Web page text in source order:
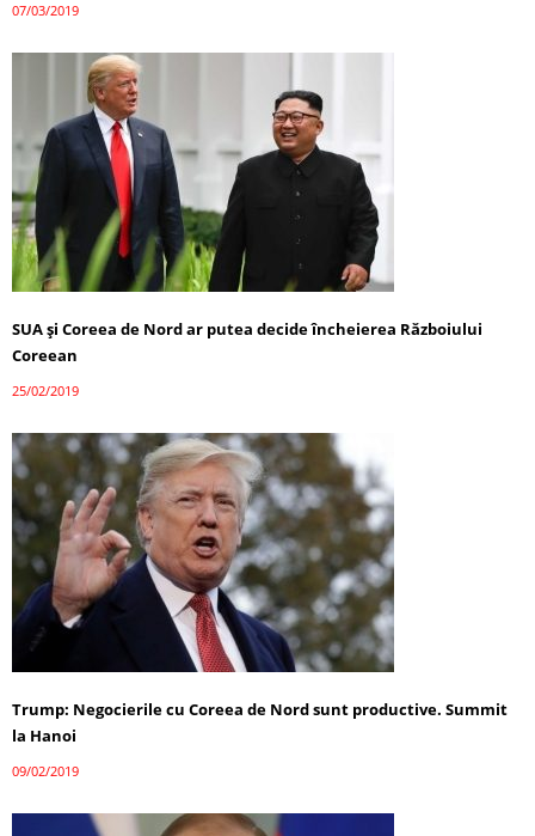
07/03/2019
SUA şi Coreea de Nord ar putea decide încheierea Războiului
Coreean
25/02/2019
Trump: Negocierile cu Coreea de Nord sunt productive. Summit
la Hanoi
09/02/2019